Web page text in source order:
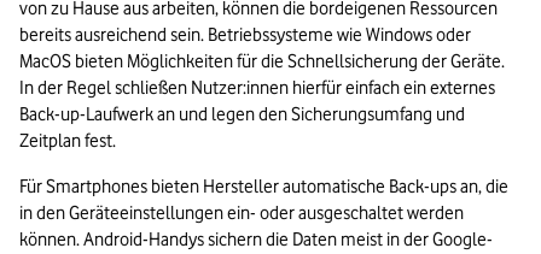
von zu Hause aus arbeiten, können die bordeigenen Ressourcen
bereits ausreichend sein. Betriebssysteme wie Windows oder
MacOS bieten Möglichkeiten für die Schnellsicherung der Geräte.
In der Regel schließen Nutzer:innen hierfür einfach ein externes
Back-up-Laufwerk an und legen den Sicherungsumfang und
Zeitplan fest.
Für Smartphones bieten Hersteller automatische Back-ups an, die
in den Geräteeinstellungen ein- oder ausgeschaltet werden
können. Android-Handys sichern die Daten meist in der Google-